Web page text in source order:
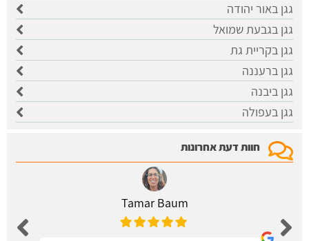
גגן באור יהודה
גגן בגבעת שמואל
גגן בקריית גת
גגן ברעננה
גגן ביבנה
גגן בעפולה
חוות דעת אחרונות
Tamar Baum